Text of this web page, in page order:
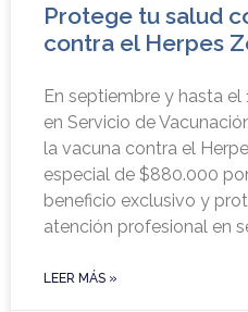
Protege tu salud
contra el Herpes
En septiembre y hasta el
en Servicio de
la vacuna contra el
especial de $880.000
beneficio exclusivo y
atención profesional en
LEER MÁS »